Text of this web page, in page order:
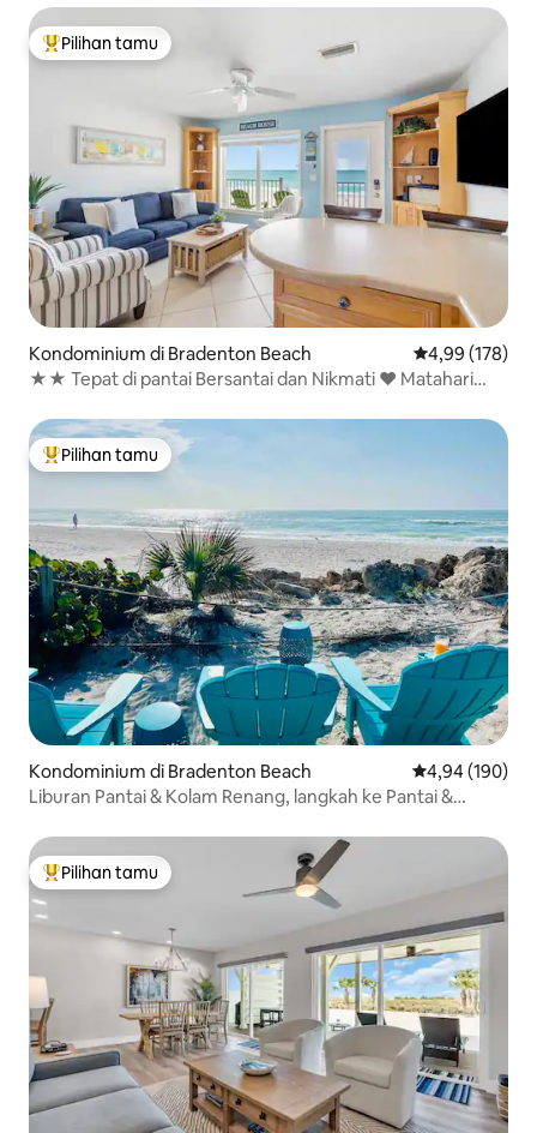
Pilihan tamu terpopuler
Pilihan tamu
Kondominium di Bradenton Beach Nilai rata-rata
4,99 (178)
★★ Tepat di pantai Bersantai dan Nikmati ♥ Matahari
Pilihan tamu terpopuler
Pilihan tamu
Kondominium di Bradenton Beach Nilai rata-rata
4,94 (190)
Liburan Pantai & Kolam Renang, langkah ke Pantai &
Pilihan tamu terpopuler
Pilihan tamu